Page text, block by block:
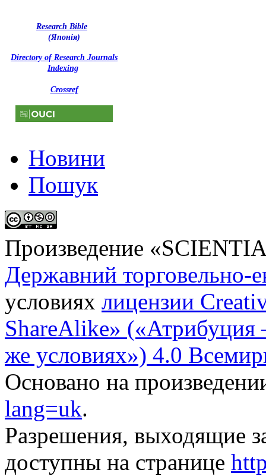
Research Bible
(Японія)
Directory of Research Journals
Indexing
Crossref
Новини
Пошук
Произведение «
Державний торговельно-
условиях лицензии
ShareAlike»
же условиях») 4.0
Основано на
lang=uk.
Разрешения, выходящие
доступны на странице